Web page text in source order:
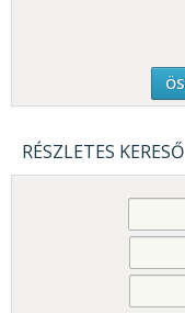
RÉSZLETES KERESŐ